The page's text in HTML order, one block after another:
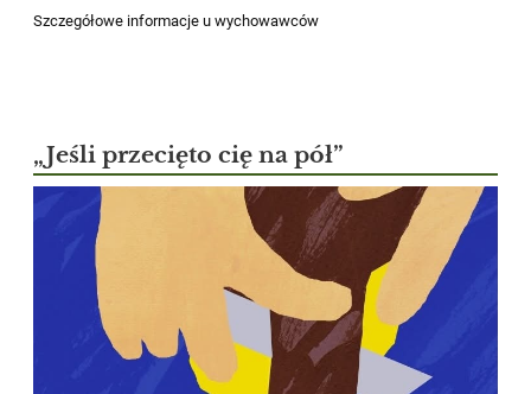
​Szczegółowe informacje u wychowawców
„Jeśli przecięto cię na pół”